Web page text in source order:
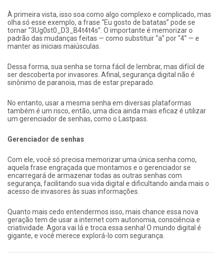
À primeira vista, isso soa como algo complexo e complicado, mas
olha só esse exemplo, a frase “Eu gosto de batatas” pode se
tornar “3Ug0st0_D3_B4t4t4s”. O importante é memorizar o
padrão das mudanças feitas — como substituir “a” por “4” — e
manter as iniciais maiúsculas.
Dessa forma, sua senha se torna fácil de lembrar, mas difícil de
ser descoberta por invasores. Afinal, segurança digital não é
sinônimo de paranoia, mas de estar preparado.
No entanto, usar a mesma senha em diversas plataformas
também é um risco, então, uma dica ainda mais eficaz é utilizar
um gerenciador de senhas, como o Lastpass.
Gerenciador de senhas
Com ele, você só precisa memorizar uma única senha como,
aquela frase engraçada que montamos e o gerenciador se
encarregará de armazenar todas as outras senhas com
segurança, facilitando sua vida digital e dificultando ainda mais o
acesso de invasores às suas informações.
Quanto mais cedo entendermos isso, mais chance essa nova
geração tem de usar a internet com autonomia, consciência e
criatividade. Agora vai lá e troca essa senha! O mundo digital é
gigante, e você merece explorá-lo com segurança.